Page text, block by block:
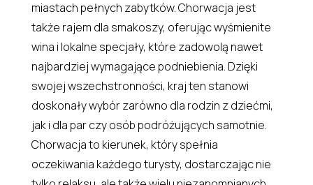
miastach pełnych zabytków. Chorwacja jest
także rajem dla smakoszy, oferując wyśmienite
wina i lokalne specjały, które zadowolą nawet
najbardziej wymagające podniebienia. Dzięki
swojej wszechstronności, kraj ten stanowi
doskonały wybór zarówno dla rodzin z dziećmi,
jak i dla par czy osób podróżujących samotnie.
Chorwacja to kierunek, który spełnia
oczekiwania każdego turysty, dostarczając nie